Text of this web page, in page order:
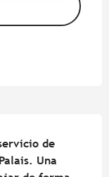
de
Una